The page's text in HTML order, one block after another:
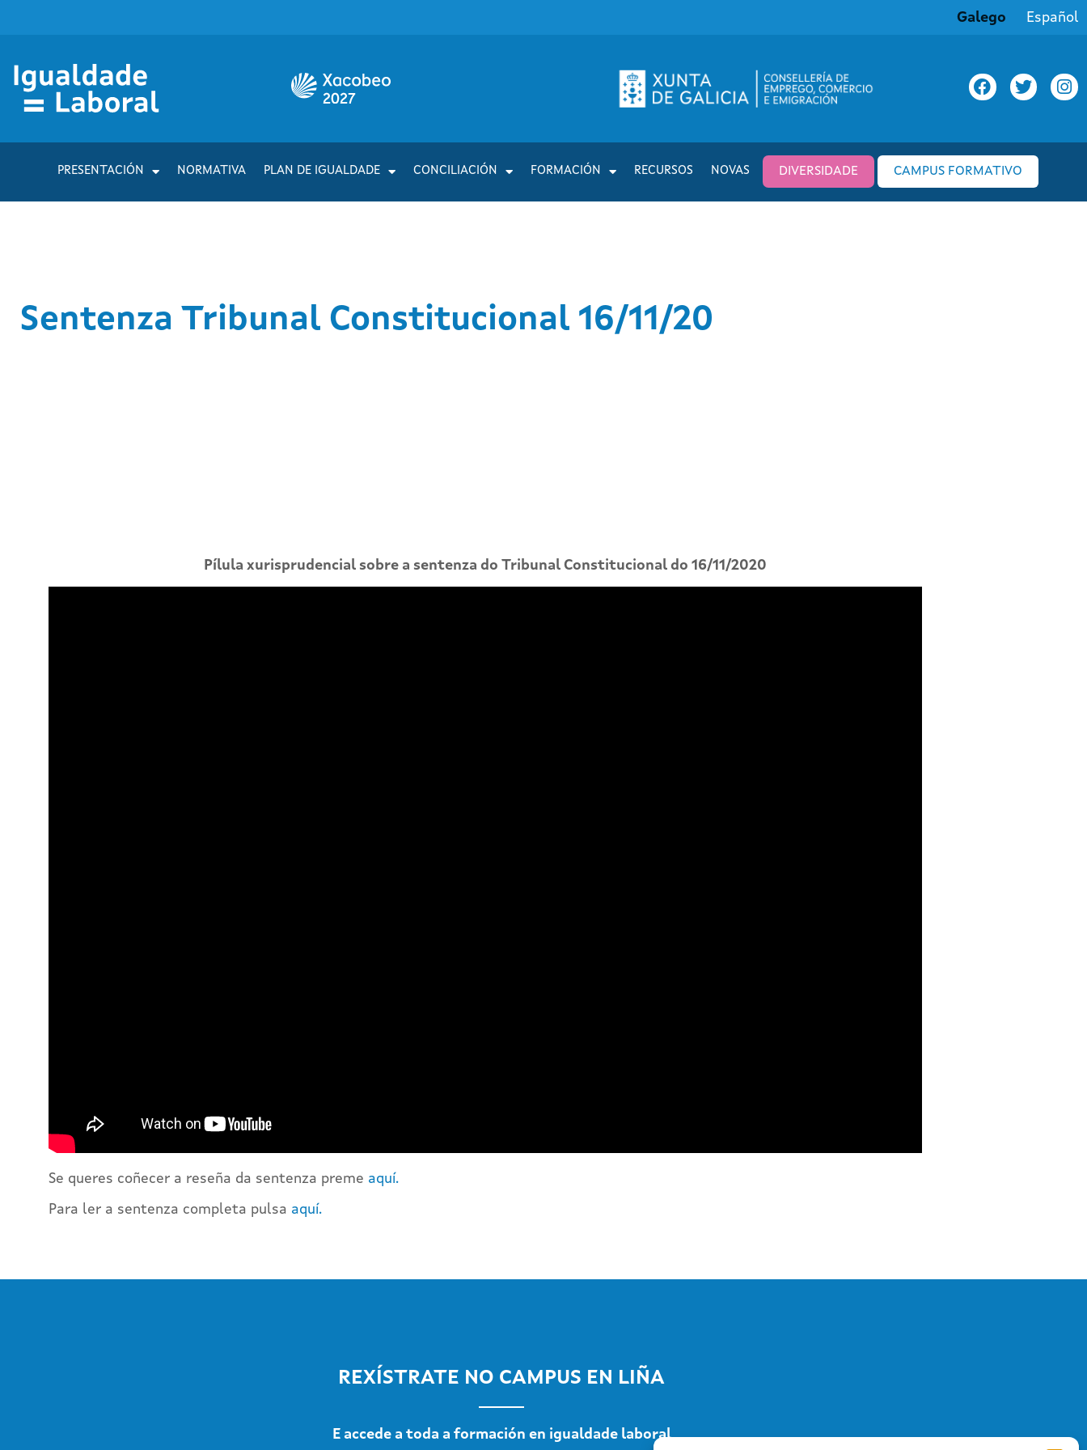
Galego Español
PRESENTACIÓN NORMATIVA PLAN DE IGUALDADE CONCILIACIÓN FORMACIÓN RECURSOS NOVAS DIVERSIDADE CAMPUS FORMATIVO
Sentenza Tribunal Constitucional 16/11/20
Pílula xurisprudencial sobre a sentenza do Tribunal Constitucional do 16/11/2020
Se queres coñecer a reseña da sentenza preme aquí.
Para ler a sentenza completa pulsa aquí.
REXÍSTRATE NO CAMPUS EN LIÑA
E accede a toda a formación en igualdade laboral